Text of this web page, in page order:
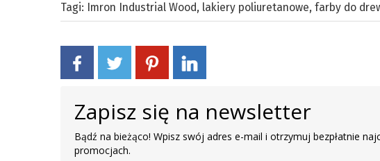
Tagi: Imron Industrial Wood, lakiery poliuretanowe, farby do
Zapisz się na newsletter
Bądź na bieżąco! Wpisz swój adres e-mail i otrzymuj bezpłatnie
promocjach.